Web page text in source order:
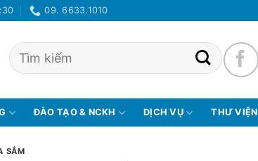
09. 6633.1010
ĐÀO TẠO & NCKH DỊCH VỤ THƯ VIỆN
SẮM